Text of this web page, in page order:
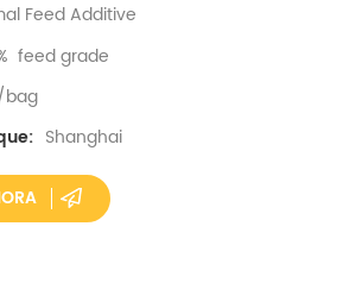
Feed Additive
feed grade
bag
Shanghai